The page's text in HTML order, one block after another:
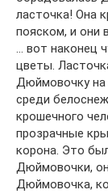
ласточка! Она
пояском, и они
… вот наконец
цветы.
Дюймовочку на
среди
крошечного
прозрачные
корона. Это
Дюймовочки,
Дюймовочка,